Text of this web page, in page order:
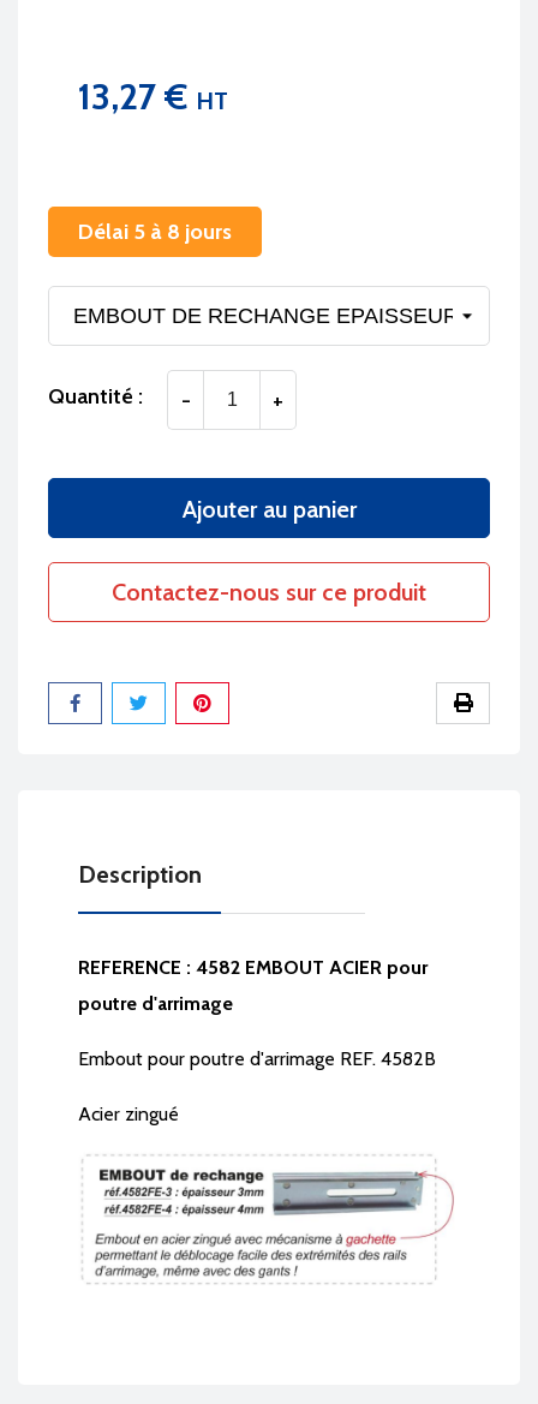
13,27 € HT
Délai 5 à 8 jours
Quantité : - +
Ajouter au panier
Contactez-nous sur ce produit
Partager
Description
REFERENCE : 4582 EMBOUT ACIER pour
poutre d'arrimage
Embout pour poutre d'arrimage REF. 4582B
Acier zingué